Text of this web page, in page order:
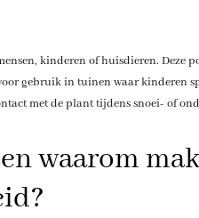
kinderen of huisdieren. Deze
gebruik in tuinen waar kinderen
met de plant tijdens snoei- of
waarom